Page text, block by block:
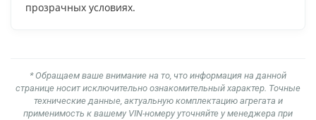
прозрачных условиях.
* Обращаем ваше внимание на то, что информация на данной
странице носит исключительно ознакомительный характер. Точные
технические данные, актуальную комплектацию агрегата и
применимость к вашему VIN-номеру уточняйте у менеджера при